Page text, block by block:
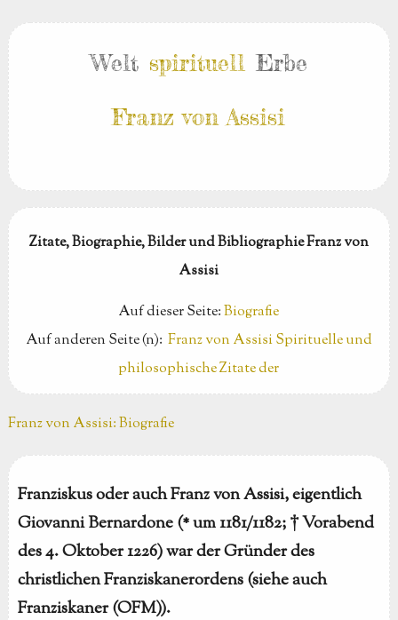
Welt spirituell Erbe
Franz von Assisi
Zitate, Biographie, Bilder und Bibliographie Franz von
Assisi
Auf dieser Seite:Biografie
Auf anderen Seite (n): Franz von Assisi Spirituelle und
philosophische Zitate der
Franz von Assisi: Biografie
Franziskus oder auch Franz von Assisi, eigentlich
Giovanni Bernardone (* um 1181/1182; † Vorabend
des 4. Oktober 1226) war der Gründer des
christlichen Franziskanerordens (siehe auch
Franziskaner (OFM)).